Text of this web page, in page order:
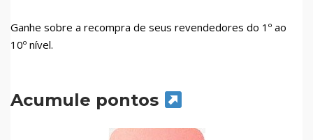
Ganhe sobre a recompra de seus revendedores do 1º ao
10º nível.
Acumule pontos